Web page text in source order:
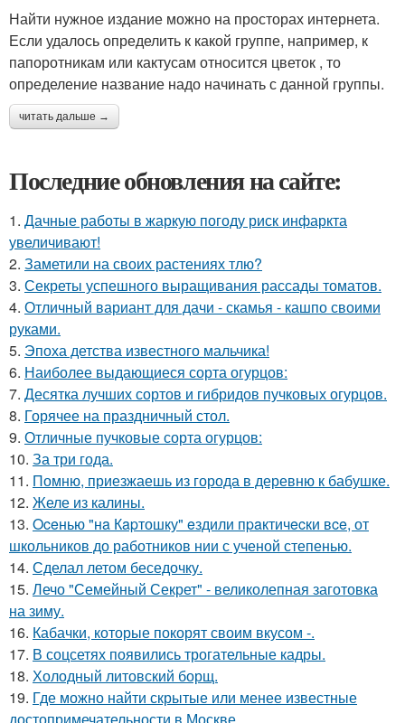
Найти нужное издание можно на просторах интернета.
Если удалось определить к какой группе, например, к
папоротникам или кактусам относится цветок , то
определение название надо начинать с данной группы.
читать дальше →
Последние обновления на сайте:
1. Дачные работы в жаркую погоду риск инфаркта
увеличивают!
2. Заметили на своих растениях тлю?
3. Секреты успешного выращивания рассады томатов.
4. Отличный вариант для дачи - скамья - кашпо своими
руками.
5. Эпоха детства известного мальчика!
6. Наиболее выдающиеся сорта огурцов:
7. Десятка лучших сортов и гибридов пучковых огурцов.
8. Горячее на праздничный стол.
9. Отличные пучковые сорта огурцов:
10. За три года.
11. Помню, приезжаешь из города в деревню к бабушке.
12. Желе из калины.
13. Oceнью "нa Кapтошку" eздили пpaктичecки вce, от
школьников до работников нии с ученой степенью.
14. Сделал летом беседочку.
15. Лечо "Семейный Секрет" - великолепная заготовка
на зиму.
16. Кабачки, которые покорят своим вкусом -.
17. В соцсетях появились трогательные кадры.
18. Холодный литовский борщ.
19. Где можно найти скрытые или менее известные